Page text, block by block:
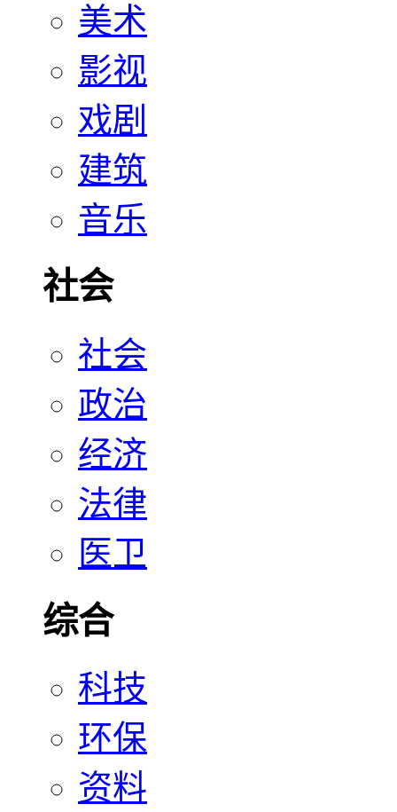
美术
影视
戏剧
建筑
音乐
社会
社会
政治
经济
法律
医卫
综合
科技
环保
资料